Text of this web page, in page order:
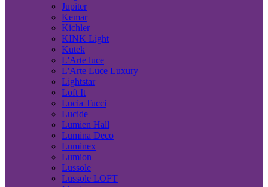
Jupiter
Kemar
Kichler
KINK Light
Kutek
L'Arte luce
L'Arte Luce Luxury
Lightstar
Loft It
Lucia Tucci
Lucide
Lumien Hall
Lumina Deco
Luminex
Lumion
Lussole
Lussole LOFT